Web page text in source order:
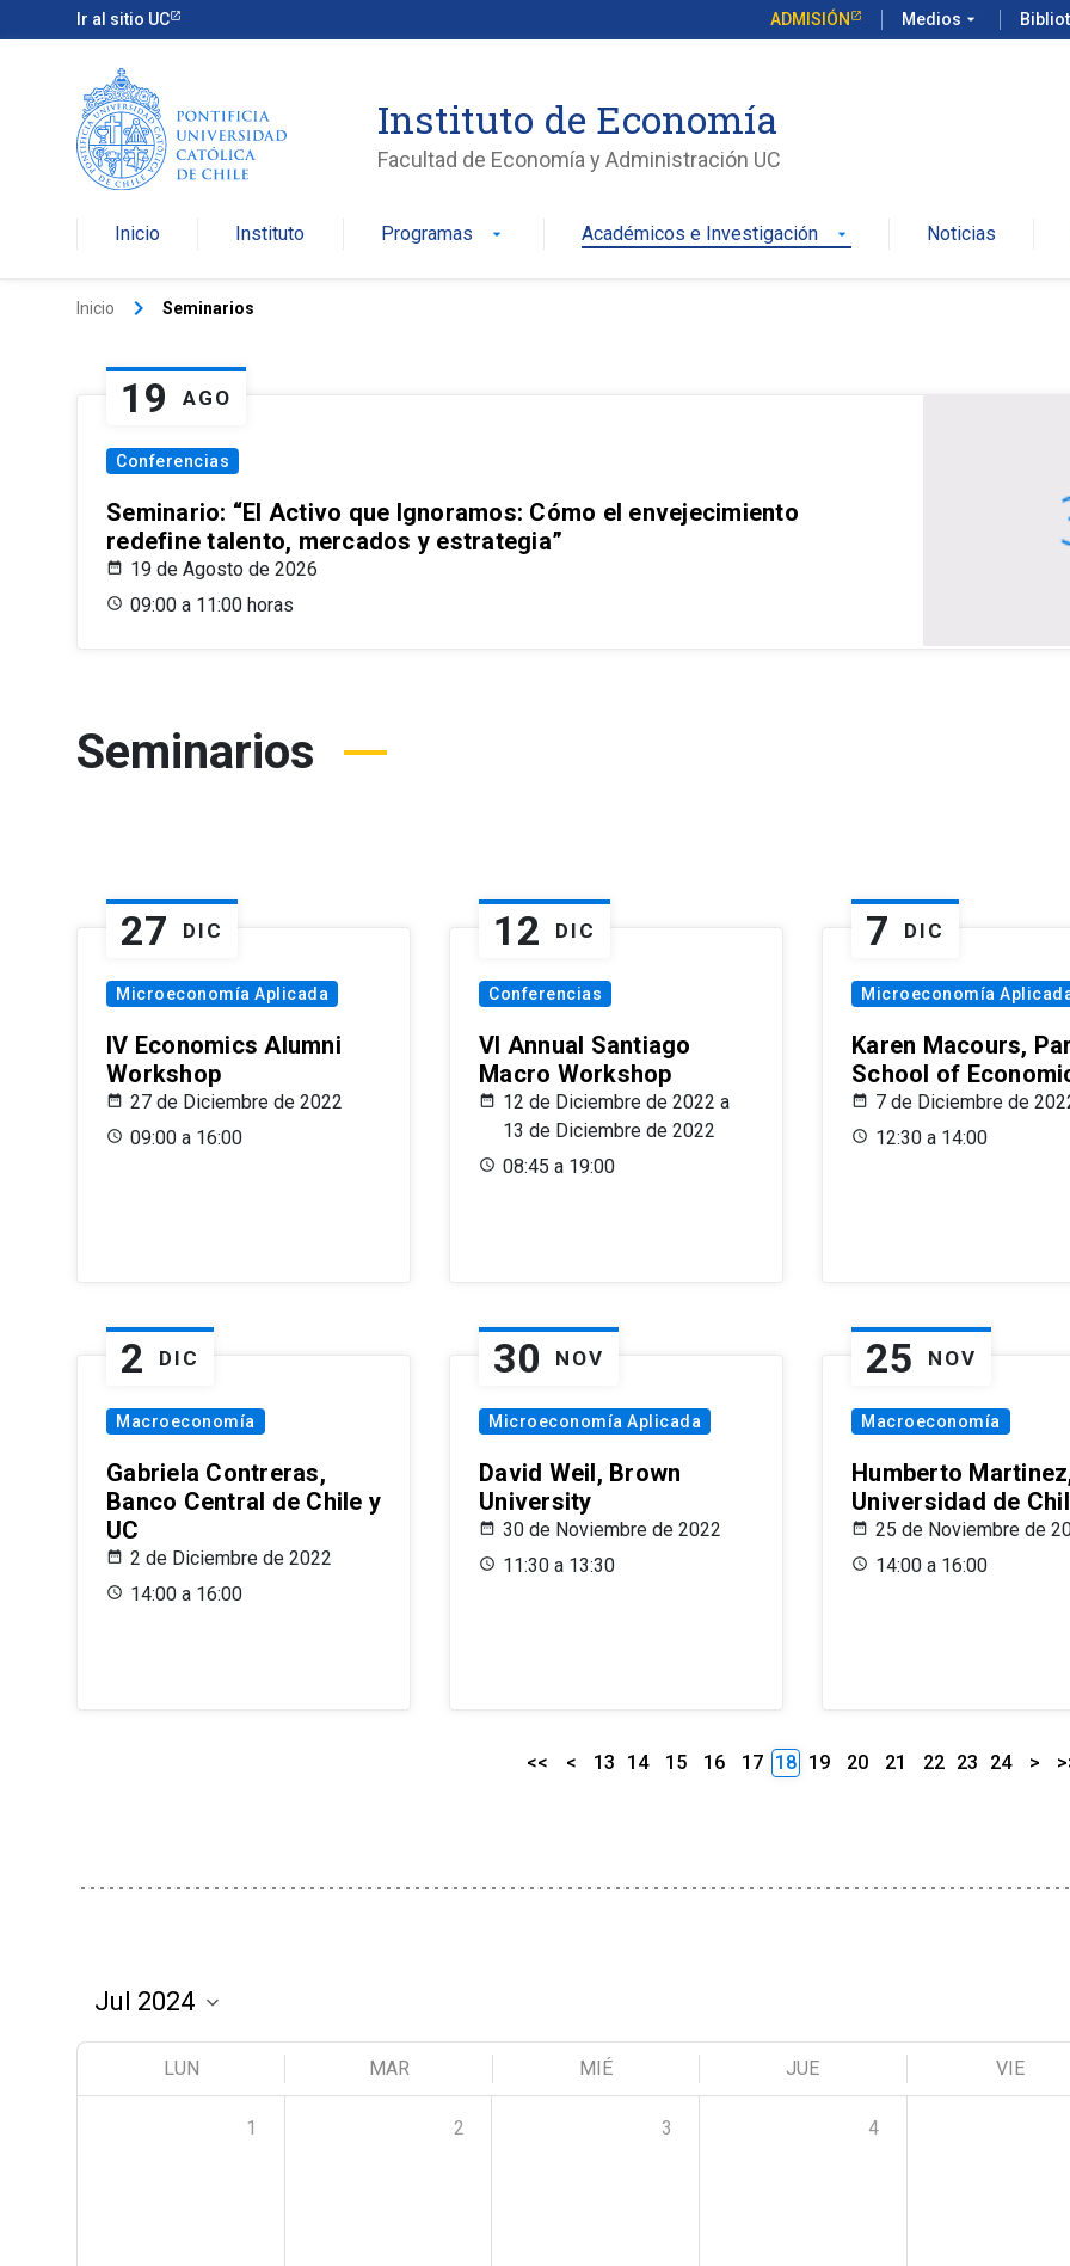
Ir al sitio UC ADMISIÓN Medios arrow_drop_down
Instituto de Economía
Facultad de Economía y Administración UC
Inicio Instituto Programas arrow_drop_down Académicos e Investigación arrow_drop_down Noticias
Inicio keyboard_arrow_right Seminarios
19 AGO
Conferencias
Seminario: “El Activo que Ignoramos: Cómo el envejecimiento
redefine talento, mercados y estrategia”
19 de Agosto de 2026
09:00 a 11:00 horas
Seminarios
27 DIC
Microeconomía Aplicada
IV Economics Alumni
Workshop
27 de Diciembre de 2022
09:00 a 16:00
12 DIC
Conferencias
VI Annual Santiago
Macro Workshop
12 de Diciembre de 2022 a
13 de Diciembre de 2022
08:45 a 19:00
7 DIC
Microeconomía
Karen Macours,
School of
7 de Diciembre de
12:30 a 14:00
2 DIC
Macroeconomía
Gabriela Contreras,
Banco Central de Chile y
UC
2 de Diciembre de 2022
14:00 a 16:00
30 NOV
Microeconomía Aplicada
David Weil, Brown
University
30 de Noviembre de 2022
11:30 a 13:30
25 NOV
Macroeconomía
Humberto
Universidad de
25 de Noviembre de
14:00 a 16:00
<< < 13 14 15 16 17 18 19 20 21 22 23 24 >
LUN MAR MIÉ JUE VIE
1 2 3 4